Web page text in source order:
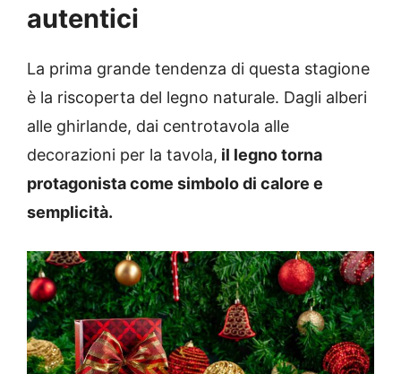
autentici
La prima grande tendenza di questa stagione
è la riscoperta del legno naturale. Dagli alberi
alle ghirlande, dai centrotavola alle
decorazioni per la tavola, il legno torna
protagonista come simbolo di calore e
semplicità.